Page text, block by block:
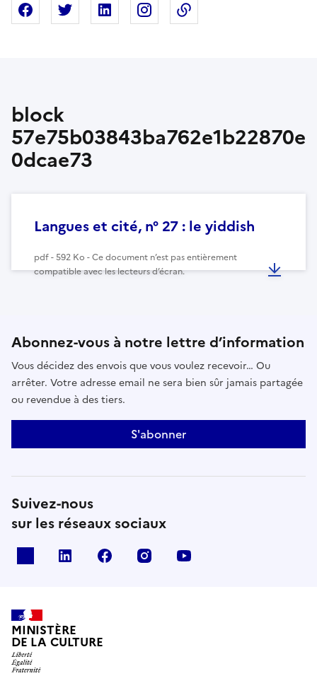
Partager sur Facebook
Partager sur XPartager sur Linkedin
Partager sur Instagram
block
57e75b03843ba762e1b22870e
0dcae73
Langues et cité, n° 27 : le yiddish
pdf - 592 Ko - Ce document n’est pas entièrement
compatible avec les lecteurs d’écran.
Abonnez-vous à notre lettre d’information
Vous décidez des envois que vous voulez recevoir… Ou
arrêter. Votre adresse email ne sera bien sûr jamais partagée
ou revendue à des tiers.
S'abonner
Suivez-nous
sur les réseaux sociaux
linkedin facebook instagram
MINISTÈRE
DE LA CULTURE